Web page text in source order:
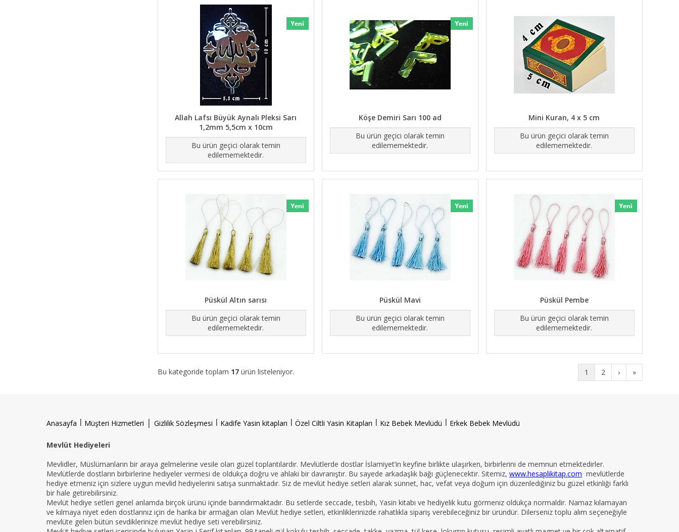
Allah Lafsı Büyük Aynalı Pleksi Sarı
1,2mm 5,5cm x 10cm
Bu ürün geçici olarak temin
edilememektedir.
Köşe Demiri Sarı 100 ad
Bu ürün geçici olarak temin
edilememektedir.
Mini Kuran, 4 x 5 cm
Bu ürün geçici olarak temin
edilememektedir.
Püskül Altın sarısı
Bu ürün geçici olarak temin
edilememektedir.
Püskül Mavi
Bu ürün geçici olarak temin
edilememektedir.
Püskül Pembe
Bu ürün geçici olarak temin
edilememektedir.
Bu kategoride toplam 17 ürün listeleniyor. 1 2 › »
Anasayfa l Müşteri Hizmetleri | Gizlilik Sözleşmesi l Kadife Yasin kitapları l Özel Ciltli Yasin Kitapları l Kız Bebek Mevlüdü l Erkek Bebek Mevlüdü
Mevlüt Hediyeleri
Mevlidler, Müslümanların bir araya gelmelerine vesile olan güzel toplantılardır. Mevlütlerde dostlar İslamiyet’in keyfine birlikte ulaşırken, birbirlerini de memnun etmektedirler.
Mevlütlerde dostların birbirlerine hediyeler vermesi de oldukça doğru ve ahlaki bir davranıştır. Bu sayede arkadaşlık bağı güçlenecektir. Sitemiz, www.hesaplikitap.com mevlütlerde
hediye etmeniz için sizlere uygun mevlid hediyelerini satışa sunmaktadır. Siz de mevlüt hediye setleri alarak sünnet, hac, vefat veya doğum için düzenlediğiniz bu güzel etkinliği farklı
bir hale getirebilirsiniz.
Mevlüt hediye setleri genel anlamda birçok ürünü içinde barındırmaktadır. Bu setlerde seccade, tesbih, Yasin kitabı ve hediyelik kutu görmeniz oldukça normaldir. Namaz kılamayan
ve kılmaya niyet eden dostlarınız için de harika bir armağan olan Mevlüt hediye setleri, etkinliklerinizde rahatlıkla sipariş verebileceğiniz bir üründür. Dilerseniz toplu alım seçeneğiyle
mevlüte gelen bütün sevdiklerinize mevlüt hediye seti verebilirsiniz.